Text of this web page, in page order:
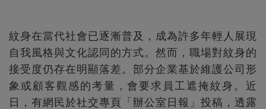
紋身在當代社會已逐漸普及，成為許多年輕人展現
自我風格與文化認同的方式。然而，職場對紋身的
接受度仍存在明顯落差。部分企業基於維護公司形
象或顧客觀感的考量，會要求員工遮掩紋身。近
日，有網民於社交專頁「辦公室日報」投稿，透露